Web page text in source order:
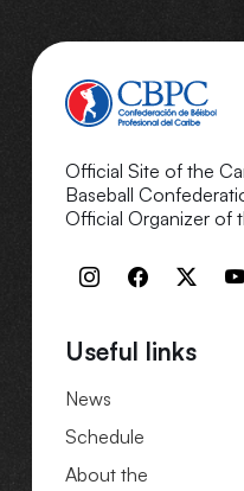
Official Site of the
Baseball
Official Organizer of
Useful links
News
Schedule
About the